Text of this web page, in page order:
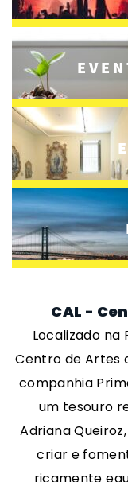
CAL -
Localizado na
Centro de Artes
companhia
um tesouro
Adriana
criar e